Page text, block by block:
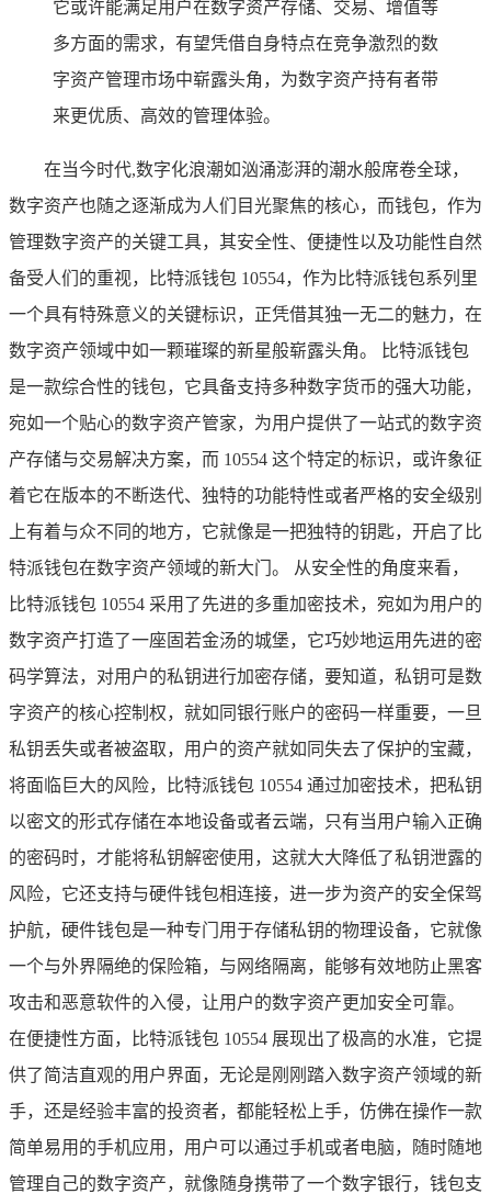
它或许能满足用户在数字资产存储、交易、增值等
多方面的需求，有望凭借自身特点在竞争激烈的数
字资产管理市场中崭露头角，为数字资产持有者带
来更优质、高效的管理体验。
在当今时代,数字化浪潮如汹涌澎湃的潮水般席卷全球，
数字资产也随之逐渐成为人们目光聚焦的核心，而钱包，作为
管理数字资产的关键工具，其安全性、便捷性以及功能性自然
备受人们的重视，比特派钱包 10554，作为比特派钱包系列里
一个具有特殊意义的关键标识，正凭借其独一无二的魅力，在
数字资产领域中如一颗璀璨的新星般崭露头角。 比特派钱包
是一款综合性的钱包，它具备支持多种数字货币的强大功能，
宛如一个贴心的数字资产管家，为用户提供了一站式的数字资
产存储与交易解决方案，而 10554 这个特定的标识，或许象征
着它在版本的不断迭代、独特的功能特性或者严格的安全级别
上有着与众不同的地方，它就像是一把独特的钥匙，开启了比
特派钱包在数字资产领域的新大门。 从安全性的角度来看，
比特派钱包 10554 采用了先进的多重加密技术，宛如为用户的
数字资产打造了一座固若金汤的城堡，它巧妙地运用先进的密
码学算法，对用户的私钥进行加密存储，要知道，私钥可是数
字资产的核心控制权，就如同银行账户的密码一样重要，一旦
私钥丢失或者被盗取，用户的资产就如同失去了保护的宝藏，
将面临巨大的风险，比特派钱包 10554 通过加密技术，把私钥
以密文的形式存储在本地设备或者云端，只有当用户输入正确
的密码时，才能将私钥解密使用，这就大大降低了私钥泄露的
风险，它还支持与硬件钱包相连接，进一步为资产的安全保驾
护航，硬件钱包是一种专门用于存储私钥的物理设备，它就像
一个与外界隔绝的保险箱，与网络隔离，能够有效地防止黑客
攻击和恶意软件的入侵，让用户的数字资产更加安全可靠。
在便捷性方面，比特派钱包 10554 展现出了极高的水准，它提
供了简洁直观的用户界面，无论是刚刚踏入数字资产领域的新
手，还是经验丰富的投资者，都能轻松上手，仿佛在操作一款
简单易用的手机应用，用户可以通过手机或者电脑，随时随地
管理自己的数字资产，就像随身携带了一个数字银行，钱包支